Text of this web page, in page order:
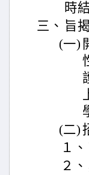
時
三、 旨
(一)
(二)
１、
２、